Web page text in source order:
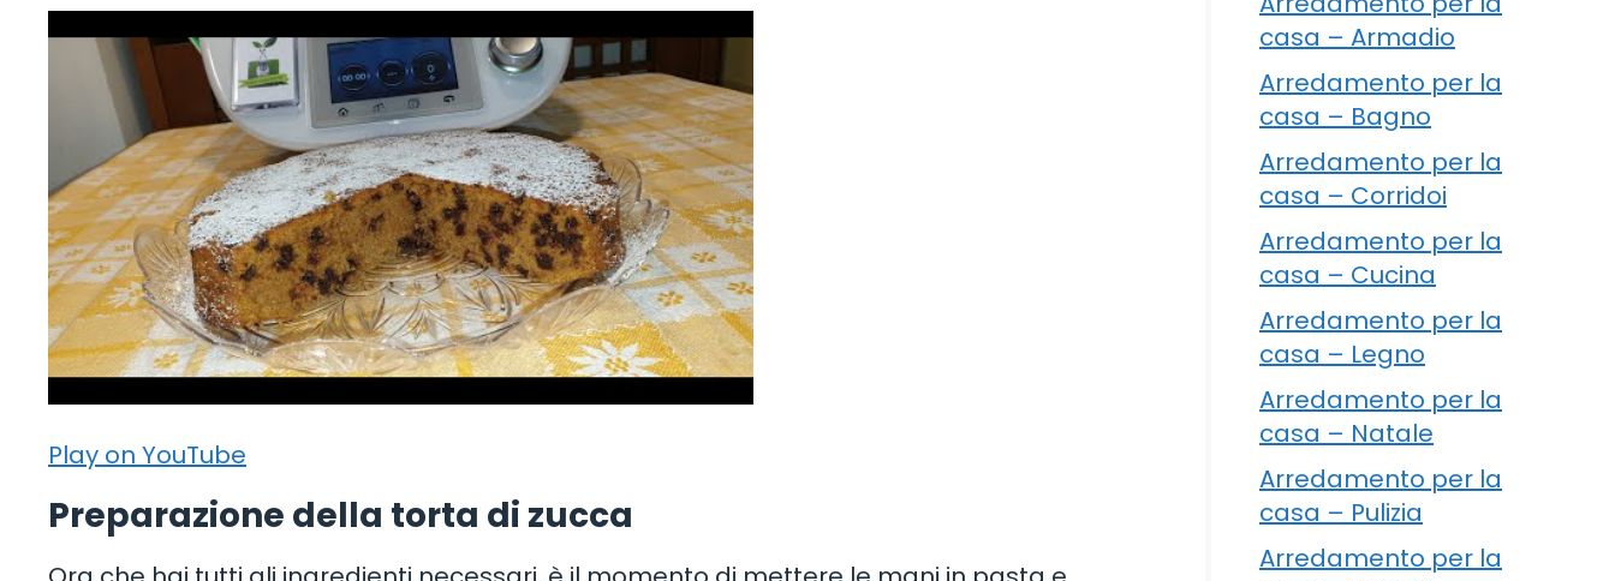
Play on YouTube
Preparazione della torta di zucca
casa – Armadio
Arredamento per la
casa – Bagno
Arredamento per la
casa – Corridoi
Arredamento per la
casa – Cucina
Arredamento per la
casa – Legno
Arredamento per la
casa – Natale
Arredamento per la
casa – Pulizia
Arredamento per la